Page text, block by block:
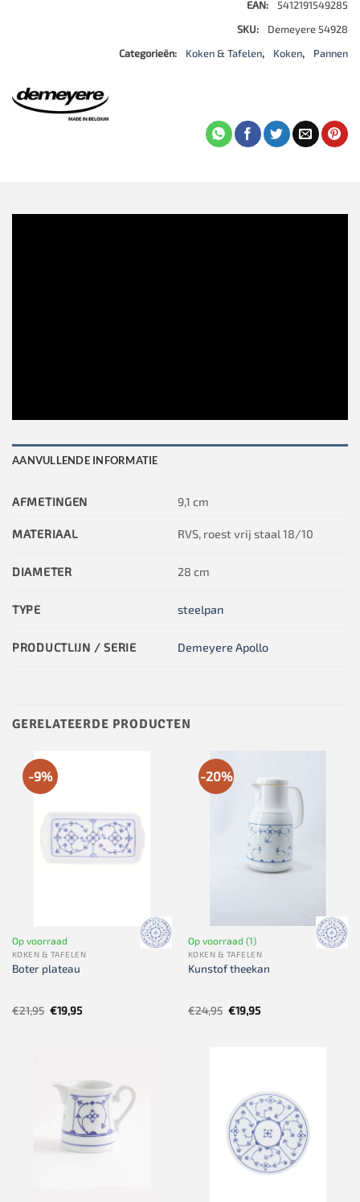
EAN:
5412191549285
SKU:
Demeyere 54928
Categorieën:
Koken & Tafelen, Koken, Pannen
AANVULLENDE INFORMATIE
AFMETINGEN 9,1 cm
MATERIAAL RVS, roest vrij staal 18/10
DIAMETER 28 cm
TYPE steelpan
PRODUCTLIJN / SERIE Demeyere Apollo
GERELATEERDE PRODUCTEN
-9%
Op voorraad
KOKEN & TAFELEN
Boter plateau
€21,95 Oorspronkelijke
prijs
€19,95Huidige
-20%
Op voorraad (1)
KOKEN & TAFELEN
Kunstof theekan
€24,95 Oorspronkelijke
prijs
€19,95Huidige